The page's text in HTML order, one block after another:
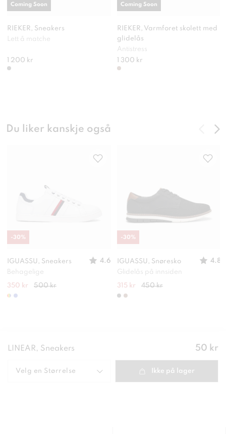
RIEKER, Sneakers
Lett å matche
1 200 kr
Coming Soon
RIEKER, Varmforet skolett med
glidelås
Antistress
1 300 kr
Coming Soon
Du liker kanskje også
IGUASSU, Sneakers
4.6
Behagelige
350 kr 500 kr
-30%
IGUASSU, Snøresko
4.8
Glidelås på innsiden
315 kr 450 kr
-30%
LINEAR, Sneakers Pris:
50 kr
Velg en Størrelse Ikke på lager